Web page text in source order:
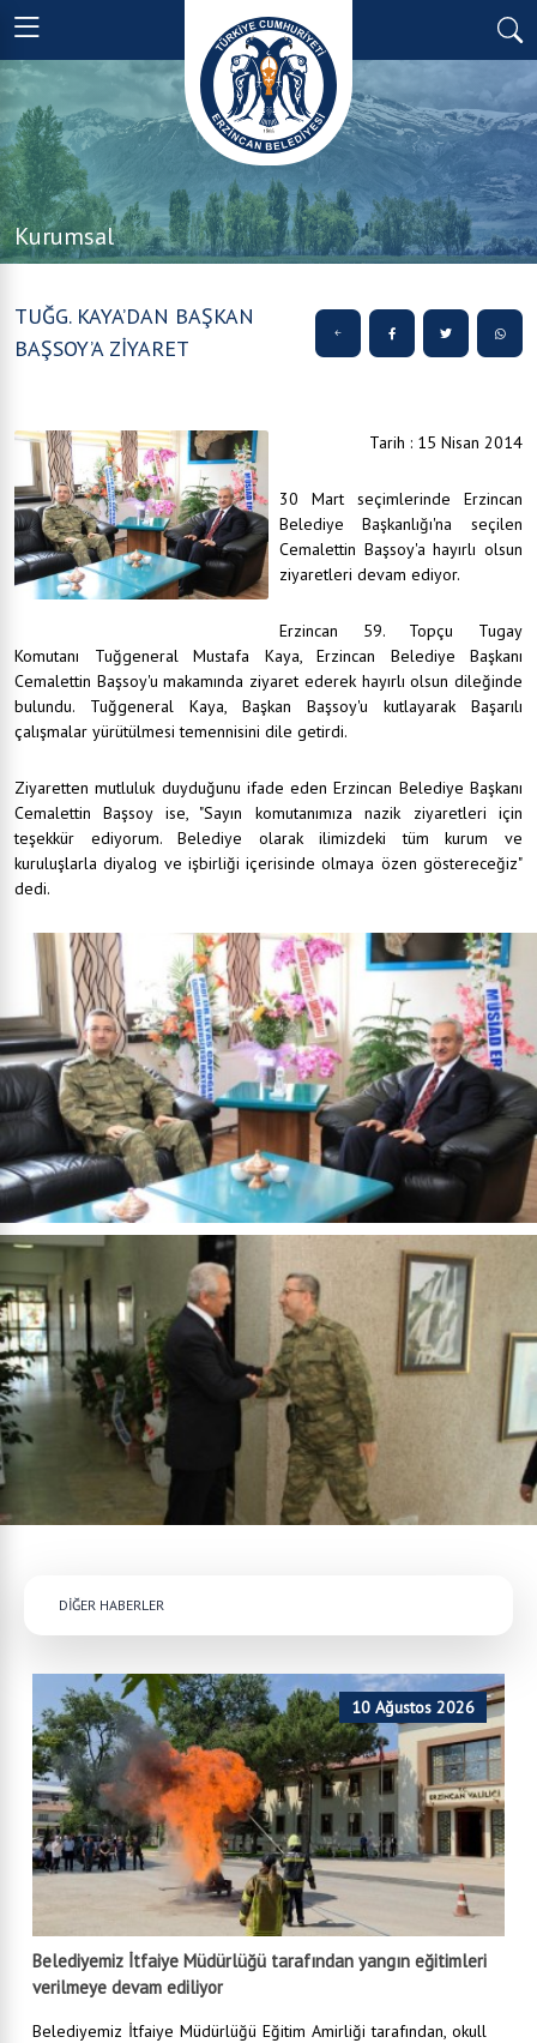
Kurumsal
TUĞG. KAYA’DAN BAŞKAN
BAŞSOY’A ZİYARET
Tarih : 15 Nisan 2014
30 Mart seçimlerinde Erzincan
Belediye Başkanlığı'na seçilen
Cemalettin Başsoy'a hayırlı olsun
ziyaretleri devam ediyor.
Erzincan 59. Topçu Tugay
Komutanı Tuğgeneral Mustafa Kaya, Erzincan Belediye Başkanı
Cemalettin Başsoy'u makamında ziyaret ederek hayırlı olsun dileğinde
bulundu. Tuğgeneral Kaya, Başkan Başsoy'u kutlayarak Başarılı
çalışmalar yürütülmesi temennisini dile getirdi.
Ziyaretten mutluluk duyduğunu ifade eden Erzincan Belediye Başkanı
Cemalettin Başsoy ise, "Sayın komutanımıza nazik ziyaretleri için
teşekkür ediyorum. Belediye olarak ilimizdeki tüm kurum ve
kuruluşlarla diyalog ve işbirliği içerisinde olmaya özen göstereceğiz"
dedi.
DİĞER HABERLER
10 Ağustos 2026
Belediyemiz İtfaiye Müdürlüğü tarafından yangın eğitimleri
verilmeye devam ediliyor
Belediyemiz İtfaiye Müdürlüğü Eğitim Amirliği tarafından, okull